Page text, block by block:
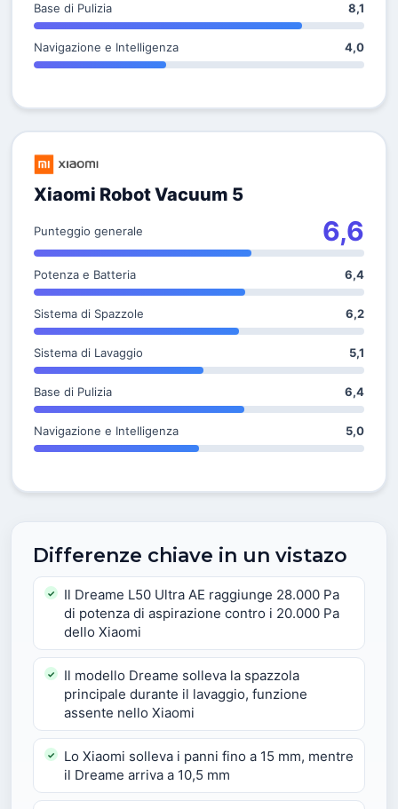
Base di Pulizia 8,1
Navigazione e Intelligenza 4,0
Xiaomi Robot Vacuum 5
Punteggio generale 6,6
Potenza e Batteria 6,4
Sistema di Spazzole 6,2
Sistema di Lavaggio 5,1
Base di Pulizia 6,4
Navigazione e Intelligenza 5,0
Differenze chiave in un vistazo
Il Dreame L50 Ultra AE raggiunge 28.000 Pa
di potenza di aspirazione contro i 20.000 Pa
dello Xiaomi
Il modello Dreame solleva la spazzola
principale durante il lavaggio, funzione
assente nello Xiaomi
Lo Xiaomi solleva i panni fino a 15 mm, mentre
il Dreame arriva a 10,5 mm